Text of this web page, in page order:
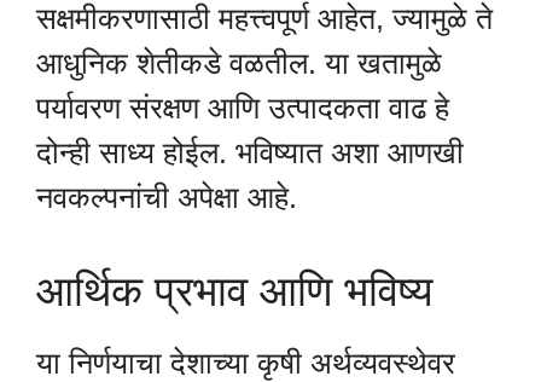
सक्षमीकरणासाठी महत्त्वपूर्ण आहेत, ज्यामुळे ते
आधुनिक शेतीकडे वळतील. या खतामुळे
पर्यावरण संरक्षण आणि उत्पादकता वाढ हे
दोन्ही साध्य होईल. भविष्यात अशा आणखी
नवकल्पनांची अपेक्षा आहे.
आर्थिक प्रभाव आणि भविष्य
या निर्णयाचा देशाच्या कृषी अर्थव्यवस्थेवर